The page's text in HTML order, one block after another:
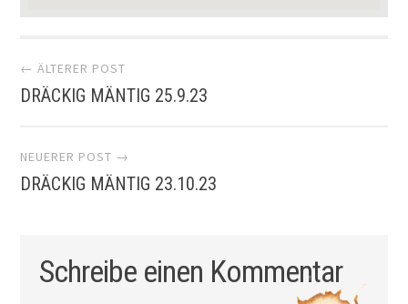
Artikel-
Navigation
← ÄLTERER POST
DRÄCKIG MÄNTIG 25.9.23
NEUERER POST →
DRÄCKIG MÄNTIG 23.10.23
Schreibe einen Kommentar